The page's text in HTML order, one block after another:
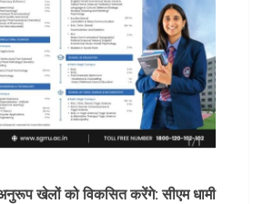
अनुरूप खेलों को विकसित करेंगे: सीएम धामी